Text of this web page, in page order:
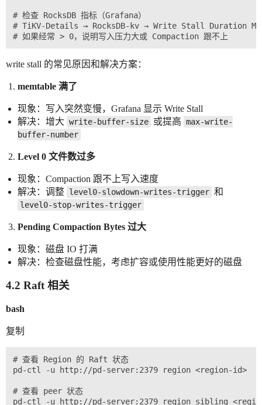
# 检查 RocksDB 指标（Grafana）
# TiKV-Details → RocksDB-kv → Write Stall Duration
write stall 的常见原因和解决方案：
memtable 满了
现象：写入突然变慢，Grafana 显示 Write Stall
解决：增大 write-buffer-size 或提高 max-write-
buffer-number
Level 0 文件数过多
现象：Compaction 跟不上写入速度
解决：调整 level0-slowdown-writes-trigger 和
level0-stop-writes-trigger
Pending Compaction Bytes 过大
现象：磁盘 IO 打满
解决：检查磁盘性能，考虑扩容或使用性能更好的磁盘
4.2 Raft 相关
bash
复制
# 查看 Region 的 Raft 状态
pd-ctl -u http://pd-server:2379 region <region-id>
# 查看 peer 状态